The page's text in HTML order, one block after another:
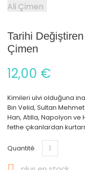
Tarihi
Çimen
12,00 €
Kimileri ulvi olduğuna
Bin Velid, Sultan
Han, Atilla, Napolyon ve
fethe çıkanlardan
Quantité